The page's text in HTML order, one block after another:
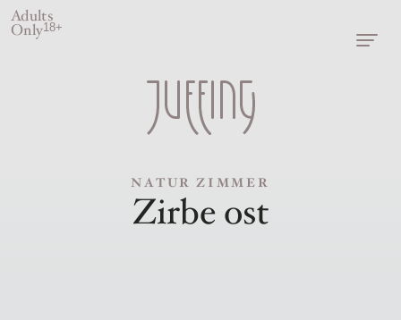
Adults
Only18+
NATUR ZIMMER
Zirbe ost